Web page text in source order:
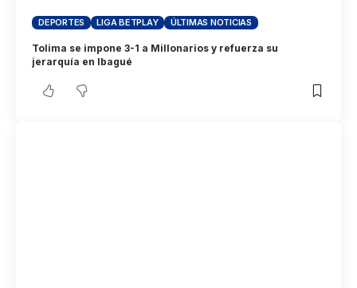
DEPORTES LIGA BETPLAY ÚLTIMAS NOTICIAS
Tolima se impone 3-1 a Millonarios y refuerza su
jerarquía en Ibagué